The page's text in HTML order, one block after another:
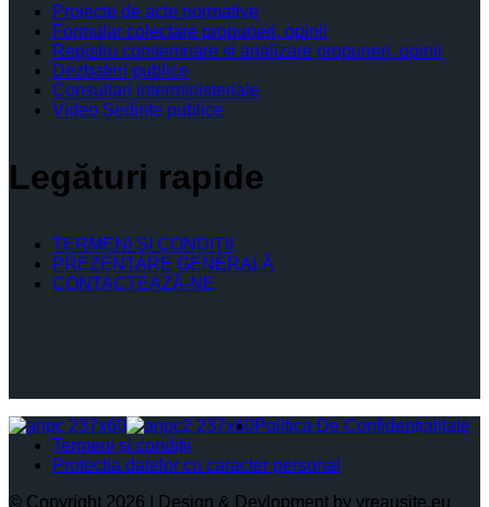
Proiecte de acte normative
Formular colectare propuneri, opinii
Registru consemnare si analizare propuneri, opinii
Dezbateri publice
Consultari interministeriale
Video Şedinţe publice
Legături rapide
TERMENI ŞI CONDIŢII
PREZENTARE GENERALĂ
CONTACTEAZĂ-NE
Politica De Confidențialitate
Termeni și condiții
Protectia datelor cu caracter personal
© Copyright 2026 | Design & Devlopment by vreausite.eu